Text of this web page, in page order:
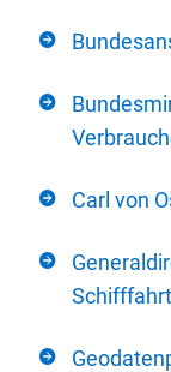
Carl von
Schifffahrt